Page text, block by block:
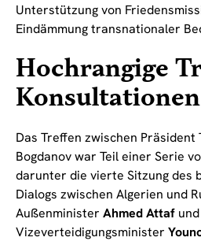
Unterstützung von
Eindämmung transnationaler
Hochrangige
Konsultationen
Das Treffen zwischen Präsident
Bogdanov war Teil einer Serie
darunter die vierte Sitzung des
Dialogs zwischen Algerien und
Außenminister Ahmed Attaf
Vizeverteidigungsminister